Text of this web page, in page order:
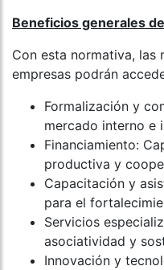
Beneficios generales
Con esta normativa, las
empresas podrán
Formalización y
mercado interno e
Financiamiento:
productiva y
Capacitación y
para el
Servicios
asociatividad y
Innovación y